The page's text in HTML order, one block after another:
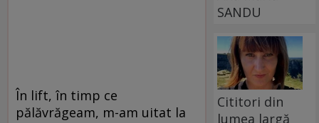
În lift, în timp ce
pălăvrăgeam, m-am uitat la
SANDU
Cititori din
lumea largă